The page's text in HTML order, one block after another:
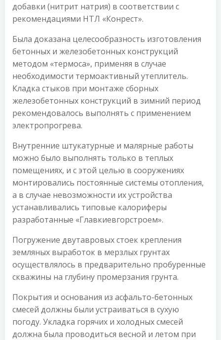
добавки (нитрит натрия) в соответствии с
рекомендациями НТЛ «Конрест».
Была доказана целесообразность изготовления
бетонных и железобетонных конструкций
методом «термоса», применяя в случае
необходимости термоактивный утеплитель.
Кладка стыков при монтаже сборных
железобетонных конструкций в зимний период
рекомендовалось выполнять с применением
электропрогрева.
Внутренние штукатурные и малярные работы
можно было выполнять только в теплых
помещениях, и с этой целью в сооружениях
монтировались постоянные системы отопления,
а в случае невозможности их устройства
устанавливались типовые калориферы
разработанные «Главкиевгорстроем».
Погружение двутавровых стоек крепления
земляных выработок в мерзлых грунтах
осуществлялось в предварительно пробуренные
скважины на глубину промерзания грунта.
Покрытия и основания из асфальто-бетонных
смесей должны были устраиваться в сухую
погоду. Укладка горячих и холодных смесей
должна была проводиться весной и летом при